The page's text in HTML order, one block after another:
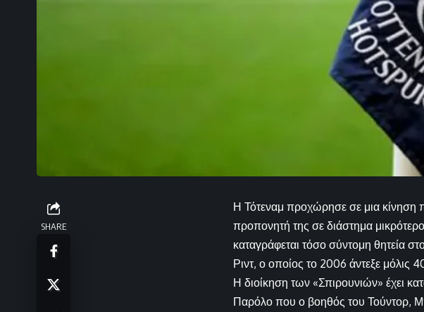
SHARE
Η Τότεναμ προχώρησε σε μια κίνηση
προπονητή της σε διάστημα
καταγράφεται τόσο σύντομη θητεία
Ριντ, ο οποίος το 2006 άντεξε μόλις
Η διοίκηση των «Σπιρουνιών» έχει
Παρόλο που ο βοηθός του Τούντορ,